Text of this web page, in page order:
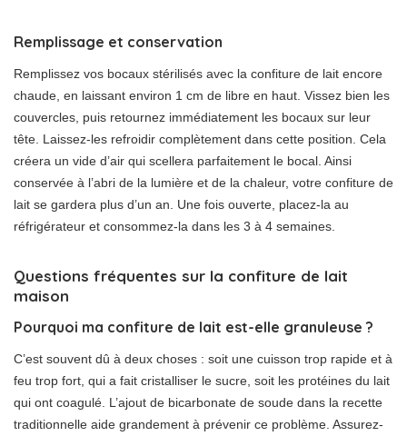
Remplissage et conservation
Remplissez vos bocaux stérilisés avec la confiture de lait encore
chaude, en laissant environ 1 cm de libre en haut. Vissez bien les
couvercles, puis retournez immédiatement les bocaux sur leur
tête. Laissez-les refroidir complètement dans cette position. Cela
créera un vide d’air qui scellera parfaitement le bocal. Ainsi
conservée à l’abri de la lumière et de la chaleur, votre confiture de
lait se gardera plus d’un an. Une fois ouverte, placez-la au
réfrigérateur et consommez-la dans les 3 à 4 semaines.
Questions fréquentes sur la confiture de lait
maison
Pourquoi ma confiture de lait est-elle granuleuse ?
C’est souvent dû à deux choses : soit une cuisson trop rapide et à
feu trop fort, qui a fait cristalliser le sucre, soit les protéines du lait
qui ont coagulé. L’ajout de bicarbonate de soude dans la recette
traditionnelle aide grandement à prévenir ce problème. Assurez-